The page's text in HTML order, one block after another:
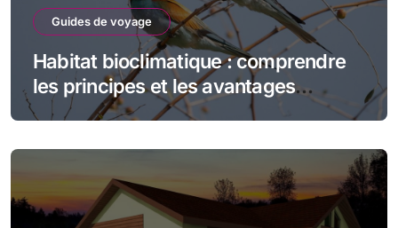
Guides de voyage
Habitat bioclimatique : comprendre
les principes et les avantages
écologiques